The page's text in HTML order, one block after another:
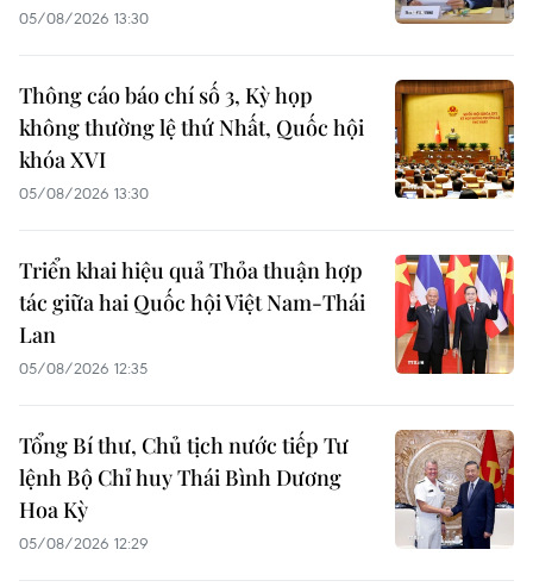
05/08/2026 13:30
Thông cáo báo chí số 3, Kỳ họp
không thường lệ thứ Nhất, Quốc hội
khóa XVI
05/08/2026 13:30
Triển khai hiệu quả Thỏa thuận hợp
tác giữa hai Quốc hội Việt Nam-Thái
Lan
05/08/2026 12:35
Tổng Bí thư, Chủ tịch nước tiếp Tư
lệnh Bộ Chỉ huy Thái Bình Dương
Hoa Kỳ
05/08/2026 12:29